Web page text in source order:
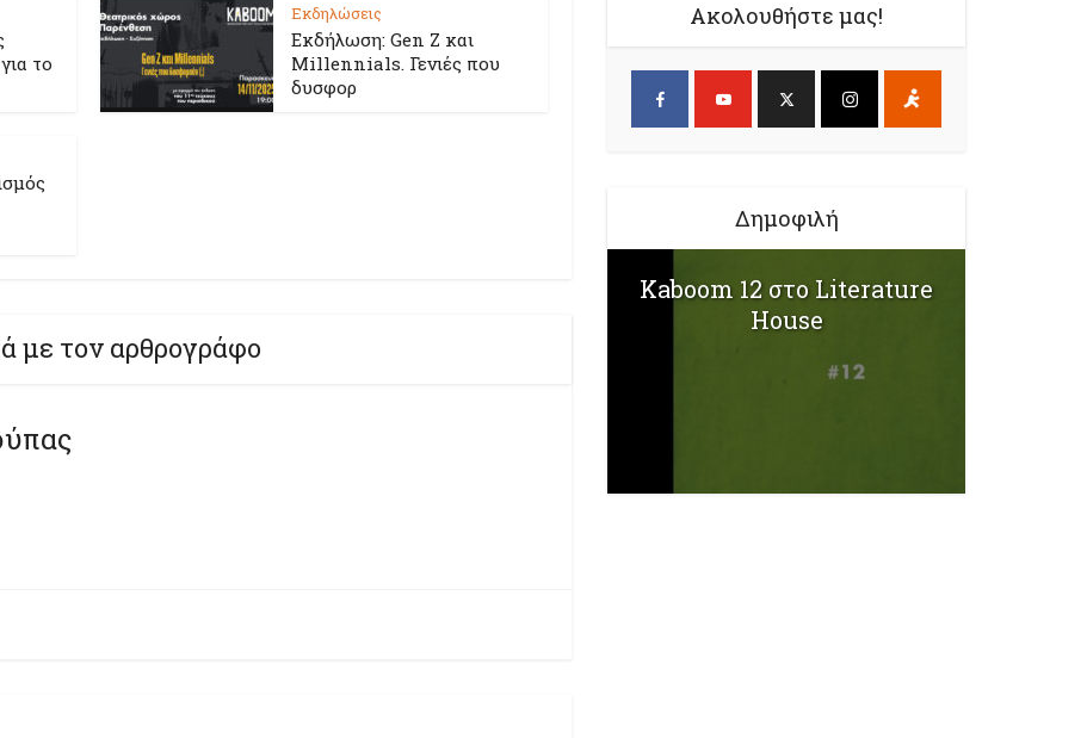
το
Εκδηλώσεις
Εκδήλωση: Gen Z και
Millennials. Γενιές που
δυσφορ
με τον αρθρογράφο
Ακολουθήστε μας!
Δημοφιλή
Kaboom 12 στο Literature
House